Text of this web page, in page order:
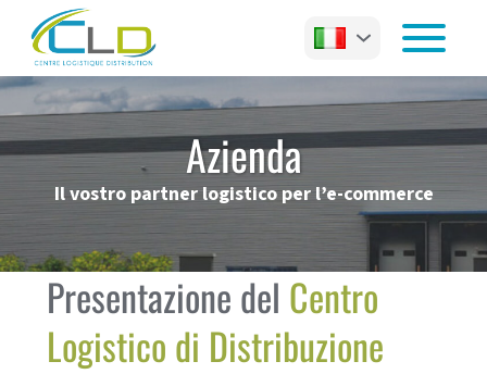
Azienda
Il vostro partner logistico per l’e-commerce
Presentazione del Centro
Logistico di Distribuzione